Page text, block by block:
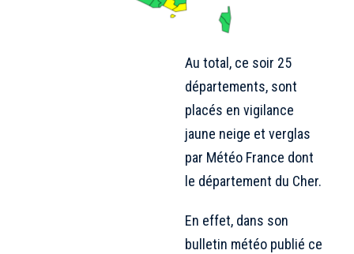
Au total, ce soir 25
départements, sont
placés en vigilance
jaune neige et verglas
par Météo France dont
le département du Cher.
En effet, dans son
bulletin météo publié ce